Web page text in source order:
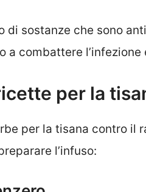
di sostanze che sono
a combattere
per la
per la tisana contro il
l’infuso: